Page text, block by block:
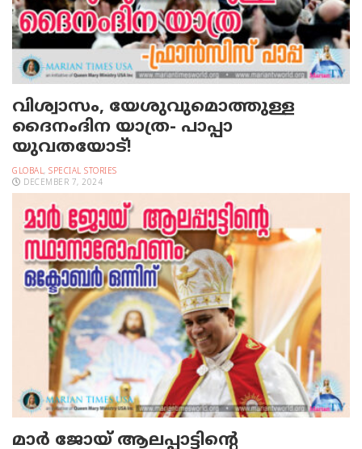
വിശ്വാസം, യേശുവുമൊത്തുള്ള
ദൈനംദിന യാത്ര- പാപ്പാ
യുവതയോട്!
GLOBAL, SPECIAL STORIES
DECEMBER 7, 2024
മാർ ജോയ് ആലപ്പാട്ടിന്റെ